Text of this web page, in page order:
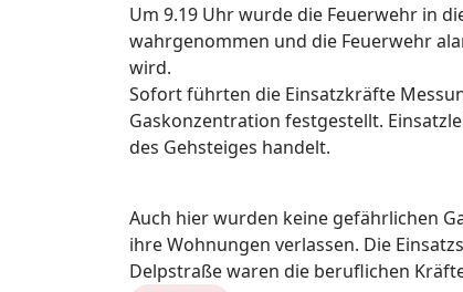
Um 9.19 Uhr wurde die Feuerwehr in
wahrgenommen und die Feuerwehr
wird.
Sofort führten die Einsatzkräfte
Gaskonzentration festgestellt.
des Gehsteiges handelt.
Auch hier wurden keine gefährlichen
ihre Wohnungen verlassen. Die
Delpstraße waren die beruflichen